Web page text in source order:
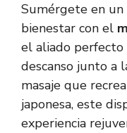
Sumérgete en un
bienestar con el
el aliado
descanso junto a
masaje que
japonesa, este
experiencia